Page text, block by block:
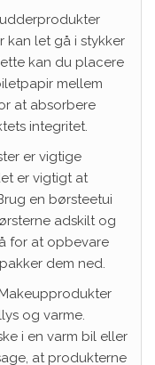
kan let gå i stykker
kan du placere
mellem
at absorbere
integritet.
er vigtige
er vigtigt at
en børsteetui
adskilt og
for at opbevare
dem ned.
og varme.
i en varm bil eller
at produkterne